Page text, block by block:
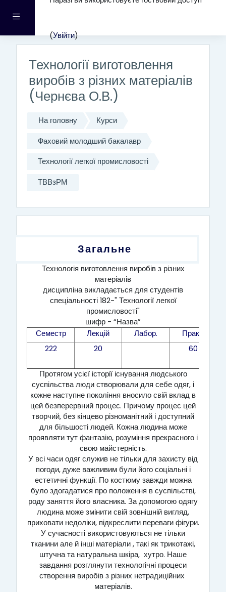
Бокова панель
(Увійти)
Перейти до головного вмісту
Технології виготовлення
виробів з різних матеріалів
(Чернєва О.В.)
На головну Курси
Фаховий молодший бакалавр
Технології легкої промисловості
ТВВзРМ
Загальне
Технологія виготовлення виробів з різних
матеріалів
дисципліна викладається для студентів
спеціальності 182-" Технології легкої
промисловості"
шифр - “Назва”
Семестр
Лекцій Лабор.
Практ.
222
20 60
Протягом усієї історії існування людського
суспільства люди створювали для себе одяг, і
кожне наступне покоління вносило свій вклад в
цей безперервний процес. Причому процес цей
творчий, без кінцево різноманітний і доступний
для більшості людей. Кожна людина може
проявляти тут фантазію, розуміння прекрасного і
свою майстерність.
У всі часи одяг служив не тільки для захисту від
погоди, дуже важливим були його соціальні і
естетичні функції. По костюму завжди можна
було здогадатися про положення в суспільстві,
роду заняття його власника. За допомогою одягу
людина може змінити свій зовнішній вигляд,
приховати недоліки, підкреслити переваги фігури.
У сучасності використовуються не тільки
тканини але й інші матеріали , такі як трикотажі,
штучна та натуральна шкіра, хутро. Наше
завдання розглянути технологічні процеси
створення виробів з різних нетрадиційних
матеріалів.